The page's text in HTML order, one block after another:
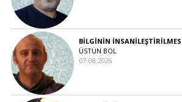
BİLGİNİN
ÜSTÜN BOL
07.08.2026